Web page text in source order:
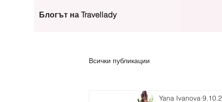
Блогът на Travellady
Всички публикации
Yana Ivanova